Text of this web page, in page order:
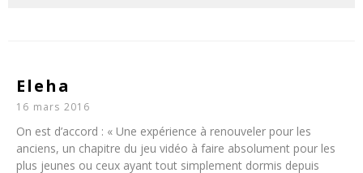
Eleha
16 mars 2016
On est d’accord : « Une expérience à renouveler pour les
anciens, un chapitre du jeu vidéo à faire absolument pour les
plus jeunes ou ceux ayant tout simplement dormis depuis